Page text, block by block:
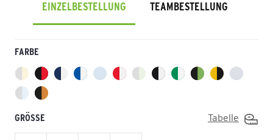
EINZELBESTELLUNG TEAMBESTELLUNG
FARBE
GRÖSSE Tabelle